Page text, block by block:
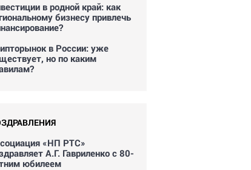
в родной край: как
бизнесу привлечь
в России: уже
но по каким
«НП РТС»
А.Г. Гавриленко с 80-
юбилеем